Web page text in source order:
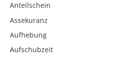
Anteilschein
Assekuranz
Aufhebung
Aufschubzeit